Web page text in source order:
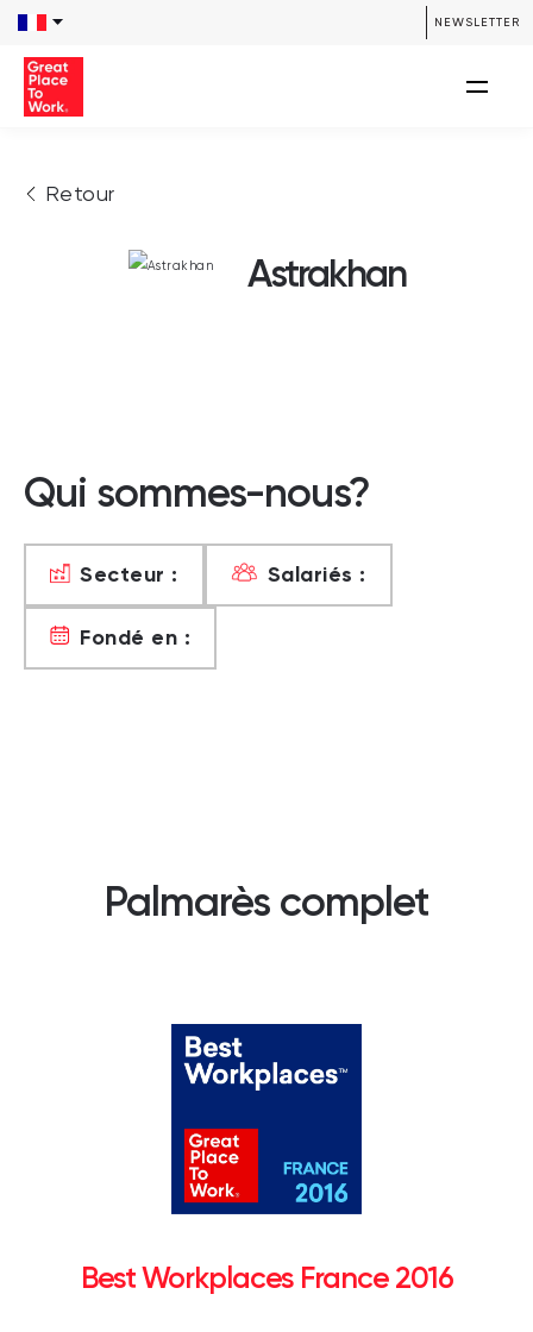
NEWSLETTER
Retour
Astrakhan
Qui sommes-nous?
Secteur : Salariés :
Fondé en :
Palmarès complet
Best Workplaces France 2016